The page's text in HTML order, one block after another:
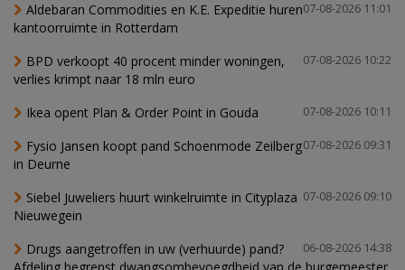
07-08-2026 11:01
Aldebaran Commodities en K.E. Expeditie huren
kantoorruimte in Rotterdam
07-08-2026 10:22
BPD verkoopt 40 procent minder woningen,
verlies krimpt naar 18 mln euro
07-08-2026 10:11
Ikea opent Plan & Order Point in Gouda
07-08-2026 09:31
Fysio Jansen koopt pand Schoenmode Zeilberg
in Deurne
07-08-2026 09:10
Siebel Juweliers huurt winkelruimte in Cityplaza
Nieuwegein
06-08-2026 14:38
Drugs aangetroffen in uw (verhuurde) pand?